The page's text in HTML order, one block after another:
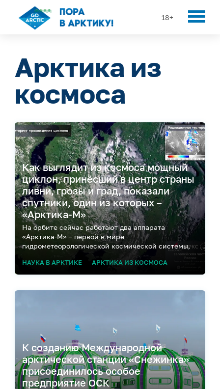
18+
Арктика из
космоса
Как выглядит из космоса мощный
циклон, принёсший в центр страны
ливни, грозы и град, показали
спутники, один из которых –
«Арктика-М»
На орбите сейчас работают два аппарата
«Арктика-М» – первой в мире
гидрометеорологической космической системы,
созданной специально для непрерывного
наблюдения за Арктикой
НАУКА В АРКТИКЕ АРКТИКА ИЗ КОСМОСА
К созданию Международной
арктической станции «Снежинка»
присоединилось особое
предприятие ОСК